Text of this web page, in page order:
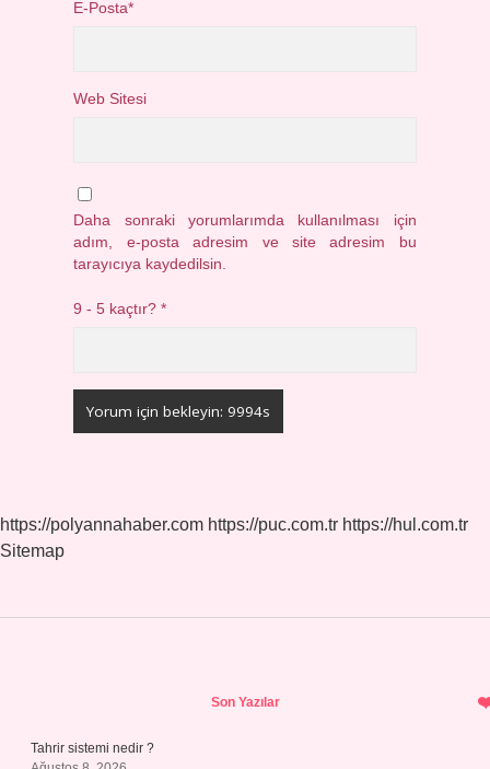
E-Posta*
Web Sitesi
Daha sonraki yorumlarımda kullanılması için
adım, e-posta adresim ve site adresim bu
tarayıcıya kaydedilsin.
9 - 5 kaçtır?*
https://polyannahaber.com https://puc.com.tr https://hul.com.tr
Sitemap
Son Yazılar
Tahrir sistemi nedir ?